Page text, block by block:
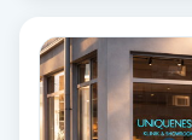
Sjukgymnastik
Skalpmassage